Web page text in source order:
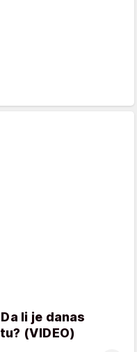
li je danas
(VIDEO)